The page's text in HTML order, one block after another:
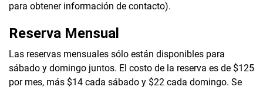
para obtener información de contacto).
Reserva Mensual
Las reservas mensuales sólo están disponibles para
sábado y domingo juntos. El costo de la reserva es de $125
por mes, más $14 cada sábado y $22 cada domingo. Se